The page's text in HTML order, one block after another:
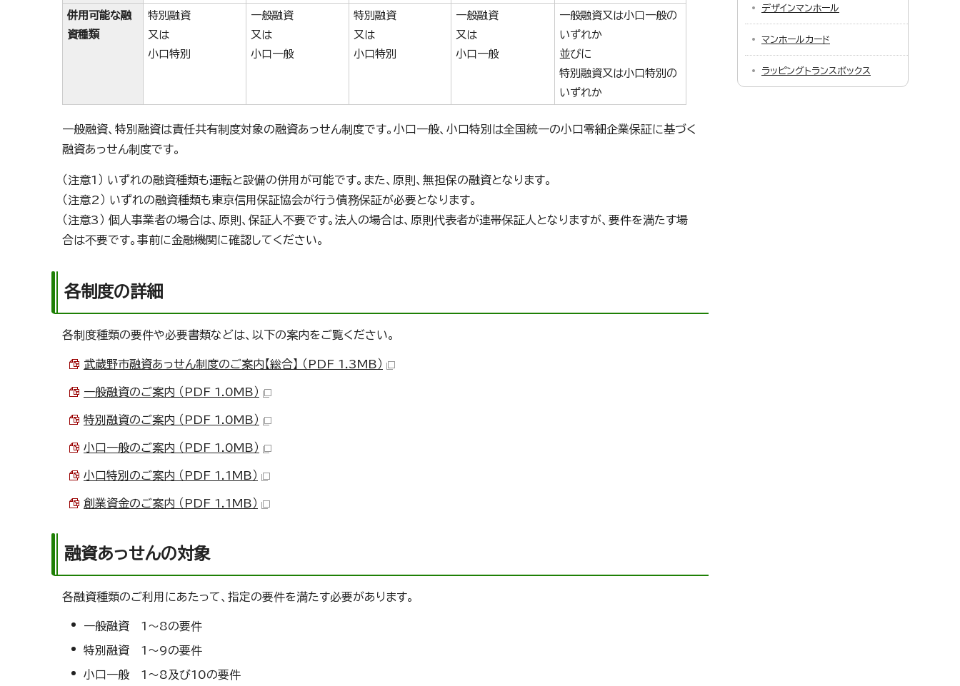
併用可能な融
資種類
特別融資
又は
小口特別
一般融資
又は
小口一般
特別融資
又は
小口特別
一般融資
又は
小口一般
一般融資又は小口一般の
いずれか
並びに
特別融資又は小口特別の
いずれか
一般融資、特別融資は責任共有制度対象の融資あっせん制度です。小口一般、小口特別は全国統一の小口零細企業保証に基づく
融資あっせん制度です。
（注意1） いずれの融資種類も運転と設備の併用が可能です。また、原則、無担保の融資となります。
（注意2） いずれの融資種類も東京信用保証協会が行う債務保証が必要となります。
（注意3） 個人事業者の場合は、原則、保証人不要です。法人の場合は、原則代表者が連帯保証人となりますが、要件を満たす場
合は不要です。事前に金融機関に確認してください。
各制度の詳細
各制度種類の要件や必要書類などは、以下の案内をご覧ください。
武蔵野市融資あっせん制度のご案内【総合】 （PDF 1.3MB）
一般融資のご案内 （PDF 1.0MB）
特別融資のご案内 （PDF 1.0MB）
小口一般のご案内 （PDF 1.0MB）
小口特別のご案内 （PDF 1.1MB）
創業資金のご案内 （PDF 1.1MB）
融資あっせんの対象
各融資種類のご利用にあたって、指定の要件を満たす必要があります。
一般融資 1～8の要件
特別融資 1～9の要件
小口一般 1～8及び10の要件
デザインマンホール
マンホールカード
ラッピングトランスボックス